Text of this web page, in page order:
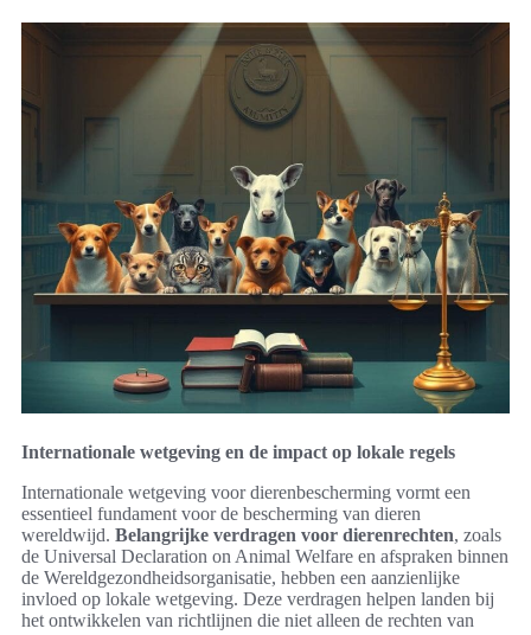
Internationale wetgeving en de impact op lokale regels
Internationale wetgeving voor dierenbescherming vormt een
essentieel fundament voor de bescherming van dieren
wereldwijd. Belangrijke verdragen voor dierenrechten, zoals
de Universal Declaration on Animal Welfare en afspraken binnen
de Wereldgezondheidsorganisatie, hebben een aanzienlijke
invloed op lokale wetgeving. Deze verdragen helpen landen bij
het ontwikkelen van richtlijnen die niet alleen de rechten van